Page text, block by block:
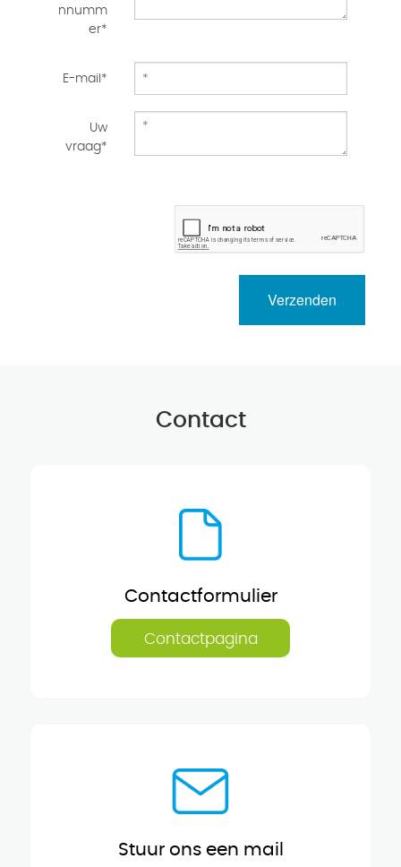
nnumm
er*
E-mail*
Uw
vraag*
Verzenden
Contact
Contactformulier
Contactpagina
Stuur ons een mail